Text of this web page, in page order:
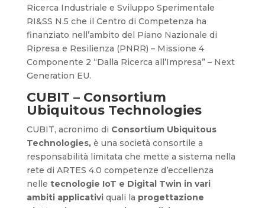
Ricerca Industriale e Sviluppo Sperimentale
RI&SS N.5 che il Centro di Competenza ha
finanziato nell’ambito del Piano Nazionale di
Ripresa e Resilienza (PNRR) – Missione 4
Componente 2 “Dalla Ricerca all’Impresa” – Next
Generation EU.
CUBIT – Consortium
Ubiquitous Technologies
CUBIT, acronimo di Consortium Ubiquitous
Technologies,è una società consortile a
responsabilità limitata che mette a sistema nella
rete di ARTES 4.0 competenze d’eccellenza
nelle tecnologie IoT e Digital Twin in vari
ambiti applicativiquali la progettazione